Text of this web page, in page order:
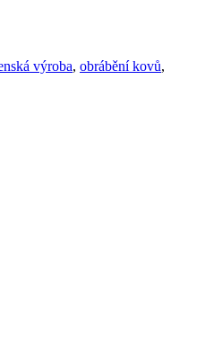
výroba, obrábění kovů,